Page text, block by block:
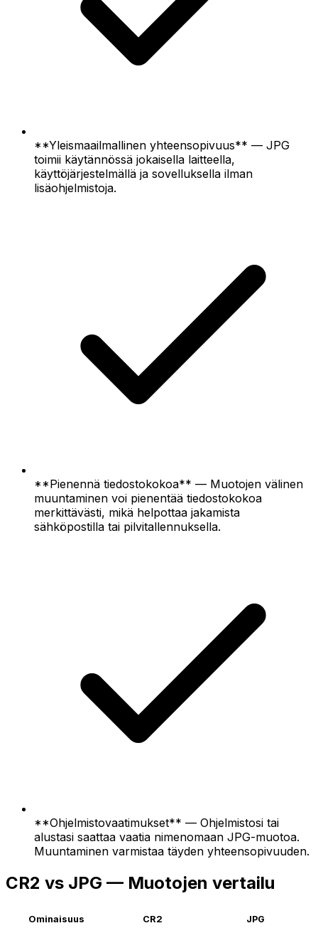
**Yleismaailmallinen yhteensopivuus** — JPG
toimii käytännössä jokaisella laitteella,
käyttöjärjestelmällä ja sovelluksella ilman
lisäohjelmistoja.
**Pienennä tiedostokokoa** — Muotojen välinen
muuntaminen voi pienentää tiedostokokoa
merkittävästi, mikä helpottaa jakamista
sähköpostilla tai pilvitallennuksella.
**Ohjelmistovaatimukset** — Ohjelmistosi tai
alustasi saattaa vaatia nimenomaan JPG-muotoa.
Muuntaminen varmistaa täyden yhteensopivuuden.
CR2 vs JPG — Muotojen vertailu
Ominaisuus CR2 JPG